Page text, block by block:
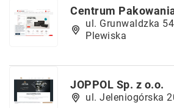
Centrum
ul. Grunwaldzka
Plewiska
JOPPOL Sp. z o.o.
ul. Jeleniogórska